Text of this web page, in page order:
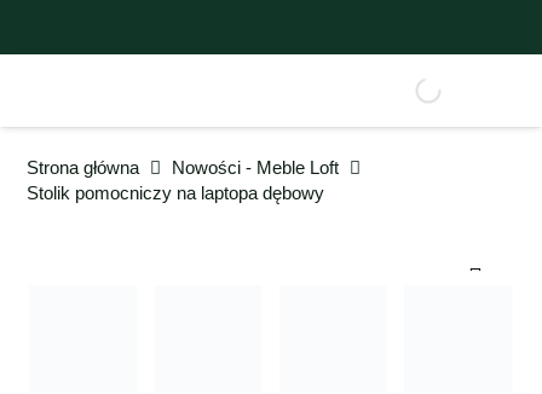
Strona główna
Nowości - Meble Loft
Stolik pomocniczy na laptopa dębowy